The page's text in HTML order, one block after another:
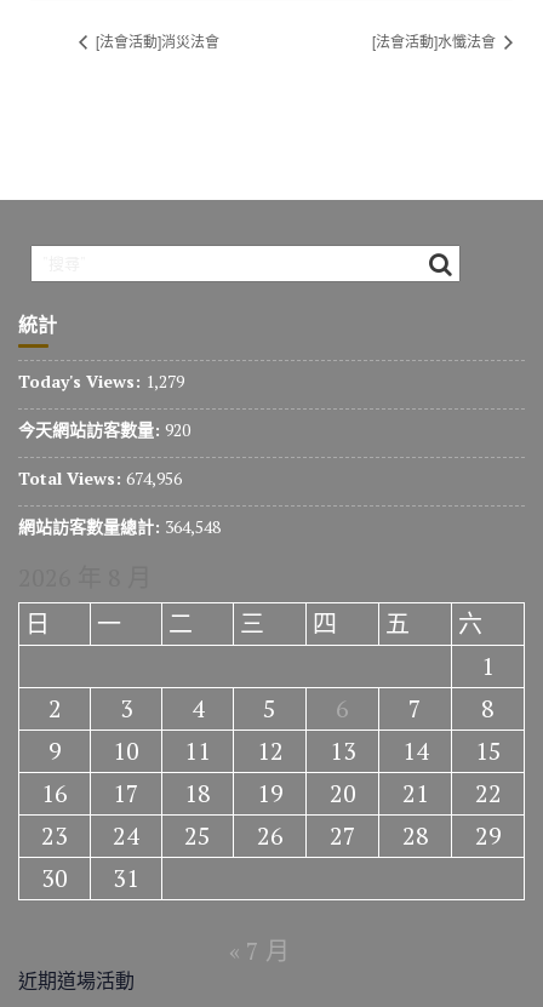
[法會活動]消災法會 [法會活動]水懺法會
統計
Today's Views: 1,279
今天網站訪客數量: 920
Total Views: 674,956
網站訪客數量總計: 364,548
日
一 二 三 四 五
六
1
2
3 4 5 6 7
8
9
10 11 12 13 14
15
16
17 18 19 20 21
22
23
24 25 26 27 28
29
30
31
« 7 月
近期道場活動